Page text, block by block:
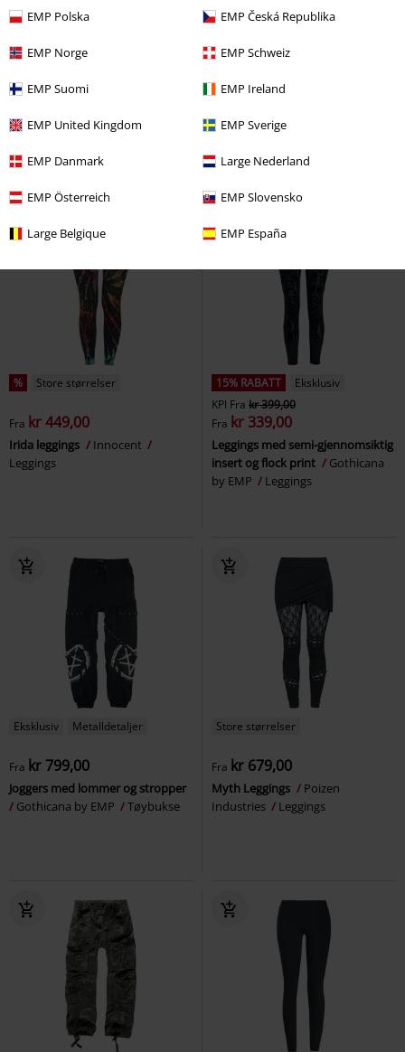
EMP Polska EMP Česká Republika
EMP Norge EMP Schweiz
EMP Suomi EMP Ireland
EMP United Kingdom EMP Sverige
EMP Danmark Large Nederland
EMP Österreich EMP Slovensko
Large Belgique EMP España
kr 1.269,00
kr 1.079,00
Anders Trousers
Tøybukse
Fra
Pure Vintage Bukser
Cargo-bukser
% Store størrelser
Fra kr 449,00
Irida leggings
Innocent
Leggings
15% RABATT
Eksklusiv
KPI Fra kr 399,00
Fra kr 339,00
Leggings med semi-gjennomsiktig
insert og flock print
Gothicana
by EMP
Leggings
Eksklusiv Metalldetaljer
Fra kr 799,00
Joggers med lommer og stropper
Gothicana by EMP
Tøybukse
Store størrelser
Fra kr 679,00
Myth Leggings
Poizen
Industries
Leggings